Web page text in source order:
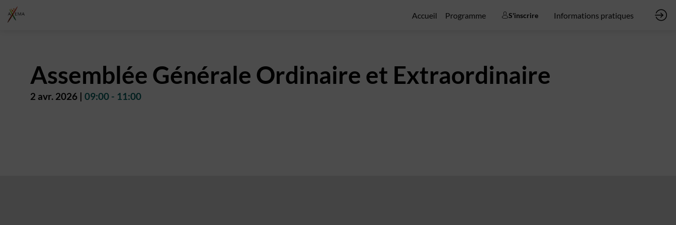
Accueil Programme S'inscrire Informations pratiques
Assemblée Générale Ordinaire et Extraordinaire
2 avr. 2026 09:00 - 11:00